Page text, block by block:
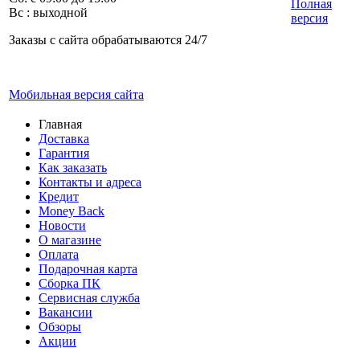
Вс : выходной
Заказы с сайта обрабатываются 24/7
Мобильная версия сайта
Полная
версия
Главная
Доставка
Гарантия
Как заказать
Контакты и адреса
Кредит
Money Back
Новости
О магазине
Оплата
Подарочная карта
Сборка ПК
Сервисная служба
Вакансии
Обзоры
Акции